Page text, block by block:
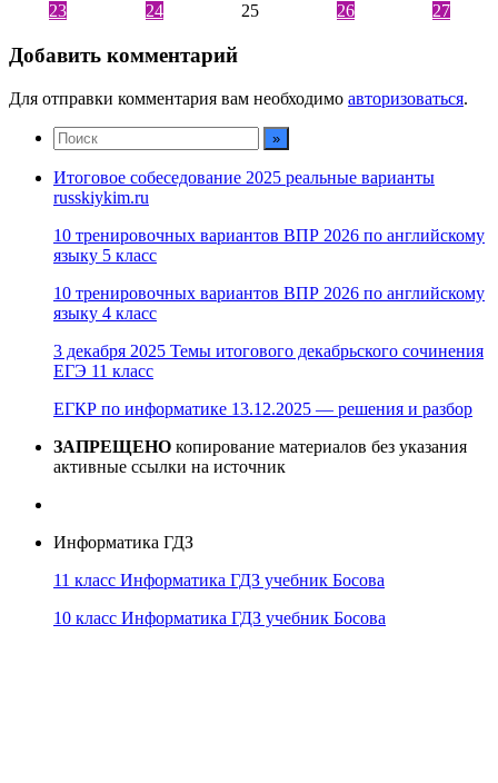
23 24 25 26 27
Добавить комментарий
Для отправки комментария вам необходимо авторизоваться.
Итоговое собеседование 2025 реальные варианты
russkiykim.ru
10 тренировочных вариантов ВПР 2026 по английскому
языку 5 класс
10 тренировочных вариантов ВПР 2026 по английскому
языку 4 класс
3 декабря 2025 Темы итогового декабрьского сочинения
ЕГЭ 11 класс
ЕГКР по информатике 13.12.2025 — решения и разбор
ЗАПРЕЩЕНО копирование материалов без указания
активные ссылки на источник
Информатика ГДЗ
11 класс Информатика ГДЗ учебник Босова
10 класс Информатика ГДЗ учебник Босова